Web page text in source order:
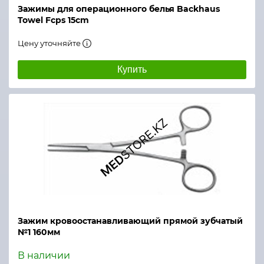
Зажимы для операционного белья Backhaus
Towel Fcps 15cm
Цену уточняйте
Купить
Зажим кровоостанавливающий прямой зубчатый
№1 160мм
В наличии